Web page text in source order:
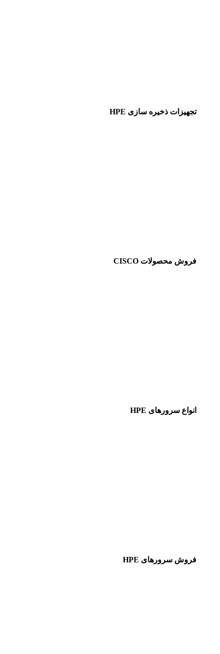
تجهیزات ذخیره سازی HPE
فروش محصولات CISCO
انواع سرورهای HPE
فروش سرورهای HPE